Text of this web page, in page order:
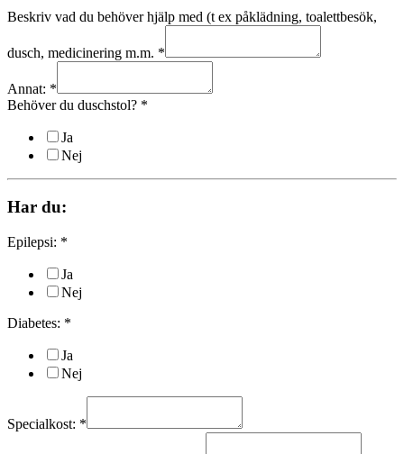
Beskriv vad du behöver hjälp med (t ex påklädning, toalettbesök,
dusch, medicinering m.m. *
Annat: *
Behöver du duschstol? *
Ja
Nej
Har du:
Epilepsi: *
Ja
Nej
Diabetes: *
Ja
Nej
Specialkost: *